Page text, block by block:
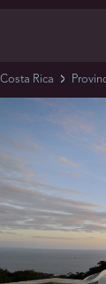
Costa Rica